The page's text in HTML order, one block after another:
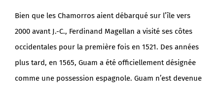
Bien que les Chamorros aient débarqué sur l’île vers
2000 avant J.-C., Ferdinand Magellan a visité ses côtes
occidentales pour la première fois en 1521. Des années
plus tard, en 1565, Guam a été officiellement désignée
comme une possession espagnole. Guam n’est devenue